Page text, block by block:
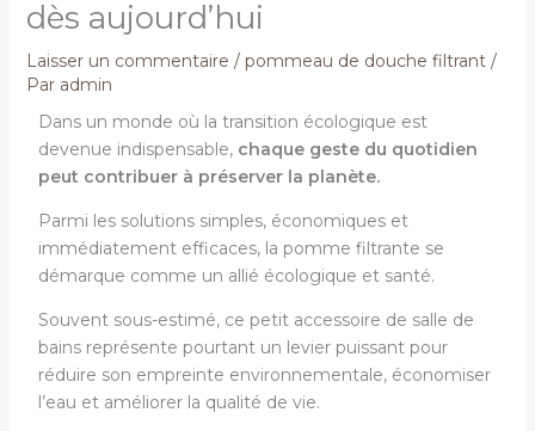
dès aujourd’hui
Laisser un commentaire / pommeau de douche filtrant/
Par admin
Dans un monde où la transition écologique est
devenue indispensable, chaque geste du quotidien
peut contribuer à préserver la planète.
Parmi les solutions simples, économiques et
immédiatement efficaces, la pomme filtrante se
démarque comme un allié écologique et santé.
Souvent sous-estimé, ce petit accessoire de salle de
bains représente pourtant un levier puissant pour
réduire son empreinte environnementale, économiser
l’eau et améliorer la qualité de vie.